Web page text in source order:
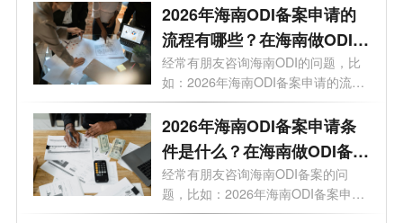
2026年海南ODI备案申请的
流程有哪些？在海南做ODI备
案通过几率高吗？
经常有朋友咨询海南ODI的问题，比
如：2026年海南ODI备案申请的流程
有哪些？...
2026年海南ODI备案申请条
件是什么？在海南做ODI备案
有什么好处?
经常有朋友咨询海南ODI备案的问
题，比如：2026年海南ODI备案申请
条件是什么...